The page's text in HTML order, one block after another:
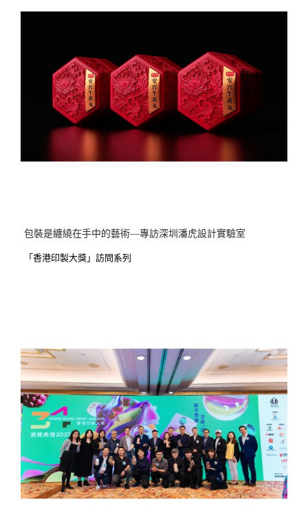
包裝是纏繞在手中的藝術—專訪深圳潘虎設計實驗室
「香港印製大獎」訪問系列